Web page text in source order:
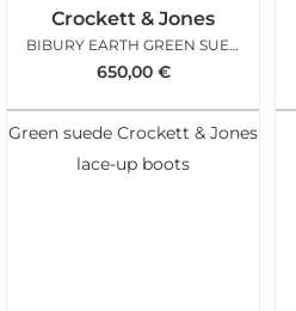
Crockett & Jones
BIBURY EARTH GREEN SUEDE
650,00 €
Green suede Crockett & Jones
lace-up boots